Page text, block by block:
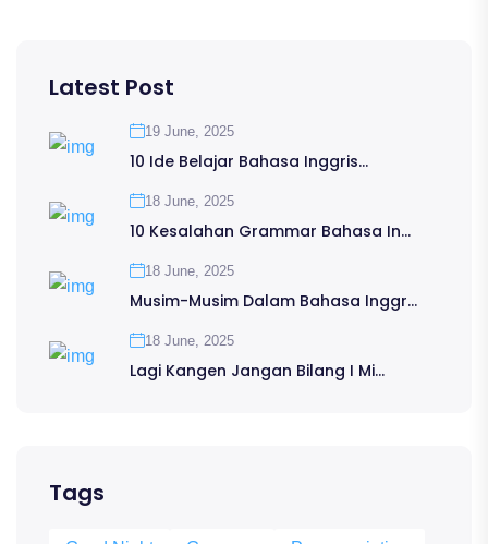
Latest Post
19 June, 2025
10 Ide Belajar Bahasa Inggris...
18 June, 2025
10 Kesalahan Grammar Bahasa In...
18 June, 2025
Musim-Musim Dalam Bahasa Inggr...
18 June, 2025
Lagi Kangen Jangan Bilang I Mi...
Tags